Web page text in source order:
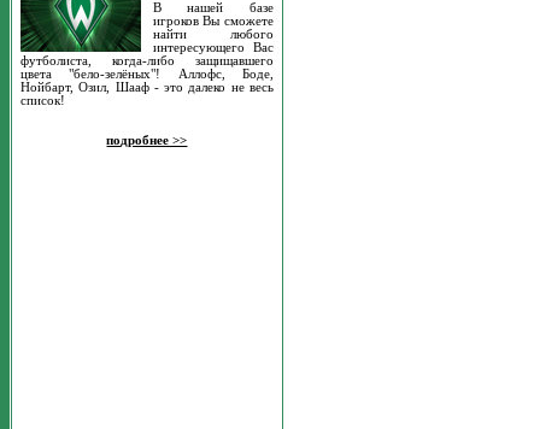
В нашей базе
игроков Вы сможете
найти любого
интересующего Вас
футболиста, когда-либо защищавшего
цвета "бело-зелёных"! Аллофс, Боде,
Нойбарт, Озил, Шааф - это далеко не весь
список!
подробнее >>